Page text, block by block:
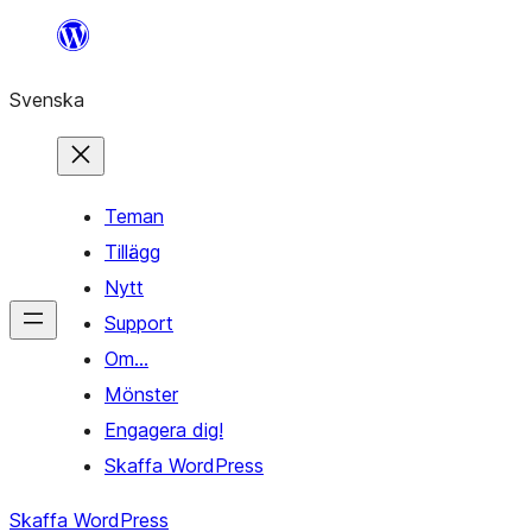
Hoppa
innehåll
Svenska
Teman
Tillägg
Nytt
Support
Om…
Mönster
Engagera dig!
Skaffa WordPress
Skaffa WordPress